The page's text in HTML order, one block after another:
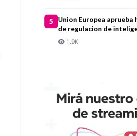
5
Union Europea aprueba
de regulacion de
1.9K